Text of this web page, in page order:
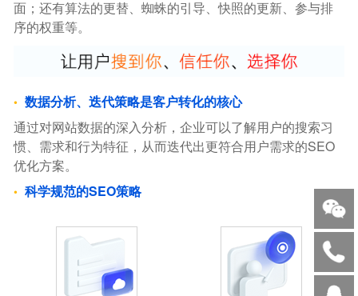
面；还有算法的更替、蜘蛛的引导、快照的更新、参与排
序的权重等。
数据分析、迭代策略是客户转化的核心
通过对网站数据的深入分析，企业可以了解用户的搜索习
惯、需求和行为特征，从而迭代出更符合用户需求的SEO
优化方案。
科学规范的SEO策略